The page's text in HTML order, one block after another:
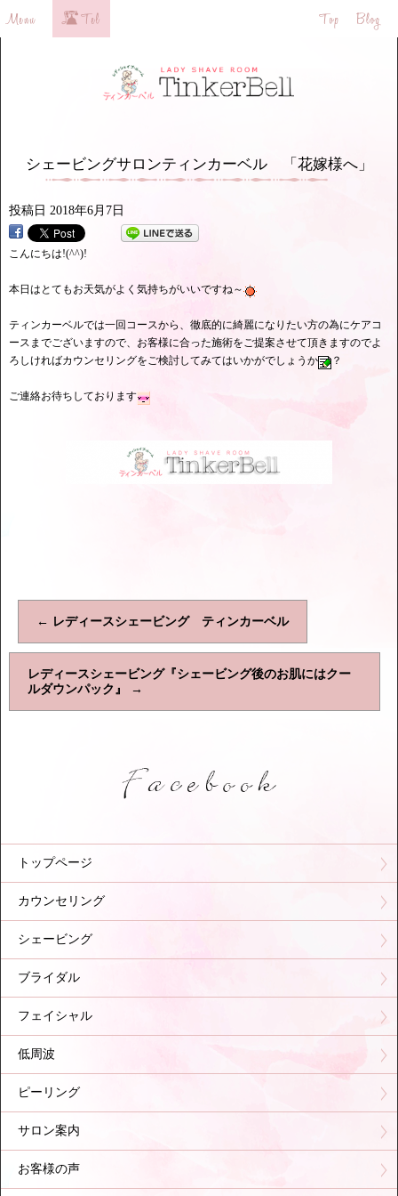
シェービングサロンティンカーベル 「花嫁様へ」
投稿日 2018年6月7日
こんにちは!(^^)!
本日はとてもお天気がよく気持ちがいいですね～
ティンカーベルでは一回コースから、徹底的に綺麗になりたい方の為にケアコ
ースまでございますので、お客様に合った施術をご提案させて頂きますのでよ
ろしければカウンセリングをご検討してみてはいかがでしょうか
？
ご連絡お待ちしております
← レディースシェービング ティンカーベル
レディースシェービング『シェービング後のお肌にはクー
ルダウンパック』
→
トップページ
カウンセリング
シェービング
ブライダル
フェイシャル
低周波
ピーリング
サロン案内
お客様の声